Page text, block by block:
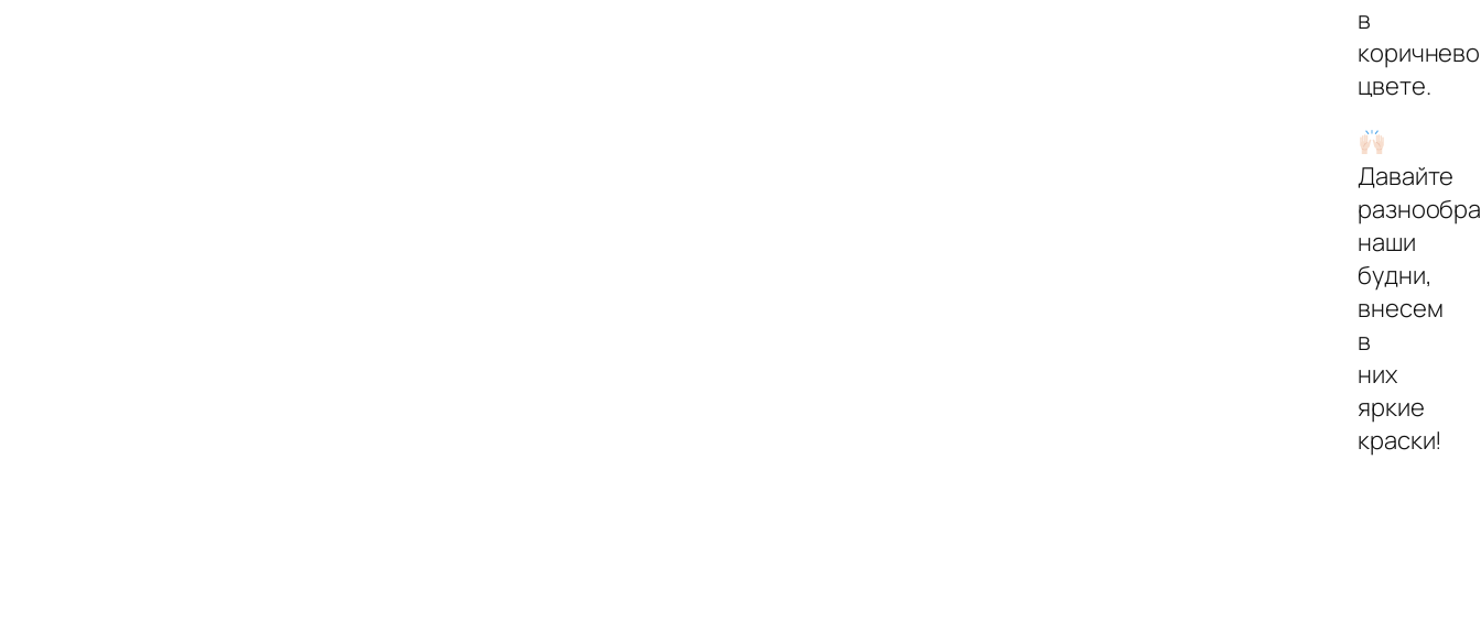
в
цвете.
Давайте
наши
будни,
внесем
в
них
яркие
краски!